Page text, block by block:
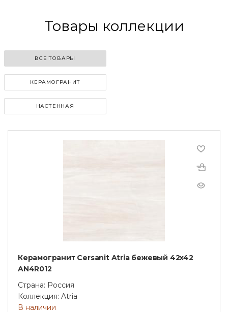
Товары коллекции
ВСЕ ТОВАРЫ
КЕРАМОГРАНИТ
НАСТЕННАЯ
Керамогранит Cersanit Atria бежевый 42x42
AN4R012
Страна: Россия
Коллекция: Atria
В наличии